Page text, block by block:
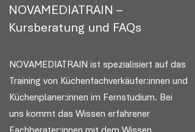
NOVAMEDIATRAIN –
Kursberatung und FAQs
NOVAMEDIATRAIN ist spezialisiert auf das
Training von Küchenfachverkäufer:innen und
Küchenplaner:innen im Fernstudium. Bei
uns kommt das Wissen erfahrener